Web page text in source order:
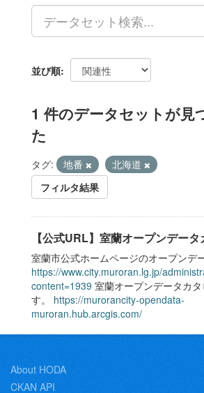
並び順
1 件のデータセットが見
た
タグ: 地番
北海道
フィルタ結果
【公式URL】室蘭オープンデー
室蘭市公式ホームページのオープンデ
https://www.city.muroran.lg.jp/
content=1939 室蘭オープンデータカ
す。 https://murorancity-opendata-
muroran.hub.arcgis.com/
About HODA
CKAN API